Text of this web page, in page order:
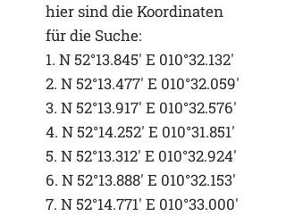
hier sind die Koordinaten
für die Suche:
1. N 52°13.845′ E 010°32.132′
2. N 52°13.477′ E 010°32.059′
3. N 52°13.917′ E 010°32.576′
4. N 52°14.252′ E 010°31.851′
5. N 52°13.312′ E 010°32.924′
6. N 52°13.888′ E 010°32.153′
7. N 52°14.771′ E 010°33.000′